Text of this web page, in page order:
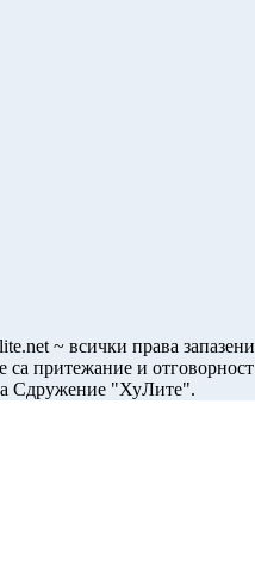
~ всички права
са притежание и
Сдружение "ХуЛите".